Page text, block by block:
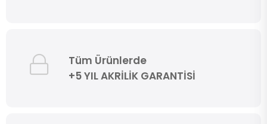
Tüm Ürünlerde
+5 YIL AKRİLİK GARANTİSİ